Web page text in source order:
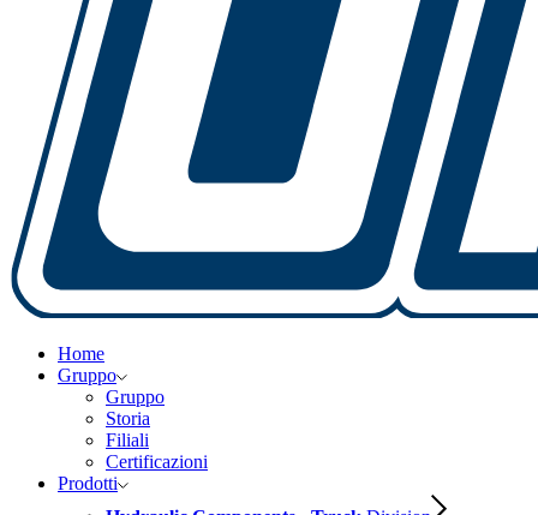
Home
Gruppo
Gruppo
Storia
Filiali
Certificazioni
Prodotti